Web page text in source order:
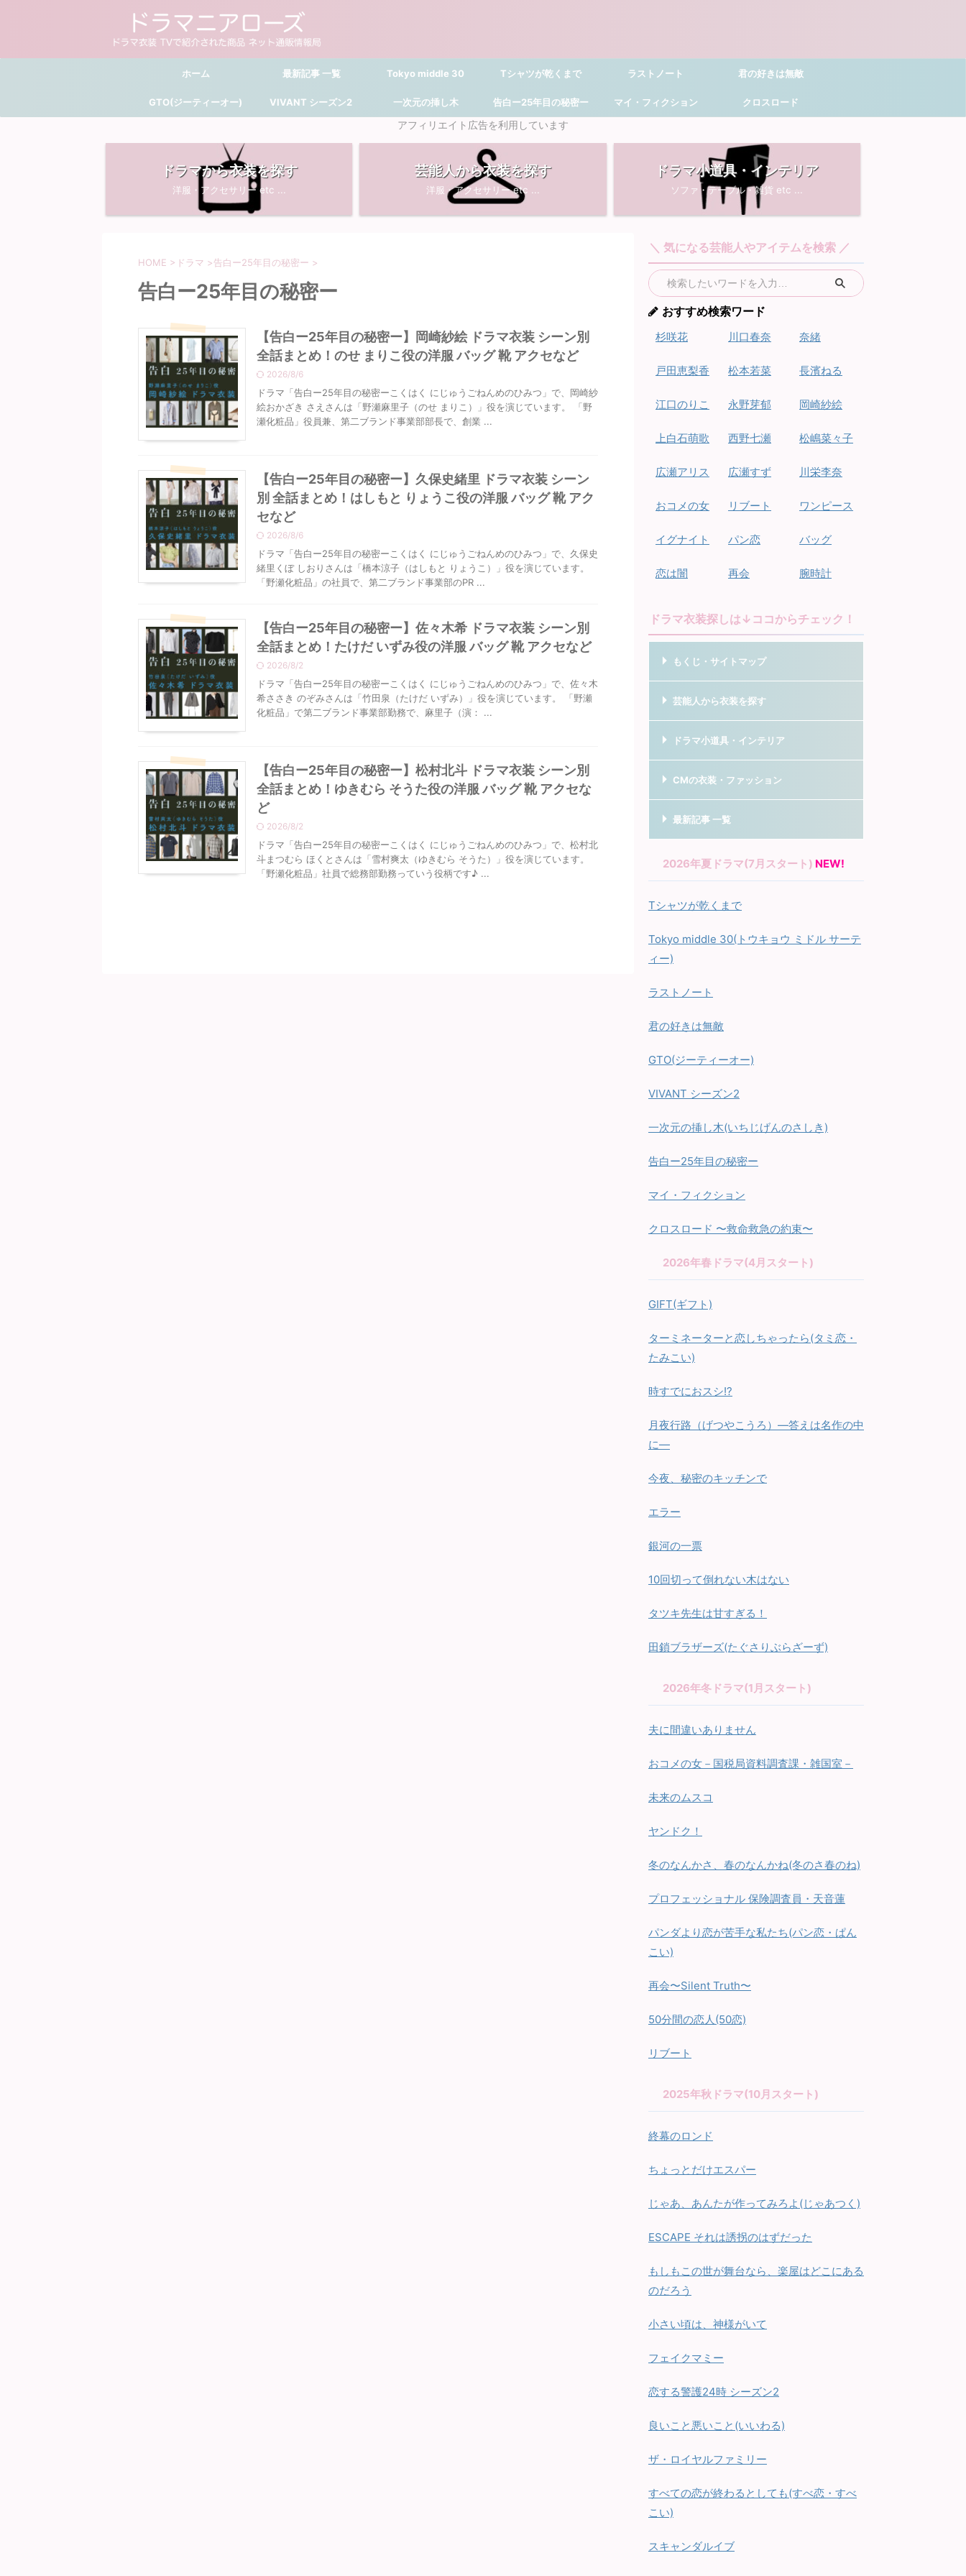
ホーム 最新記事 一覧 Tokyo middle 30 Tシャツが乾くまで ラストノート 君の好きは無敵
GTO(ジーティーオー) VIVANT シーズン2 一次元の挿し木 告白ー25年目の秘密ー マイ・フィクション
クロスロード
アフィリエイト広告を利用しています
ドラマから衣装を探す
洋服・アクセサリー etc ...
芸能人から衣装を探す
洋服・アクセサリー etc ...
ドラマ小道具・インテリア
ソファ・テーブル・雑貨 etc ...
HOME > ドラマ >告白ー25年目の秘密ー >
告白ー25年目の秘密ー
【告白ー25年目の秘密ー】岡崎紗絵 ドラマ衣装 シーン別
全話まとめ！のせ まりこ役の洋服 バッグ 靴 アクセなど
2026/8/6
ドラマ「告白ー25年目の秘密ーこくはく にじゅうごねんめのひみつ」で、岡崎紗
絵おかざき さえさんは「野瀬麻里子（のせ まりこ）」役を演じています。 「野
瀬化粧品」役員兼、第二ブランド事業部部長で、創業 ...
【告白ー25年目の秘密ー】久保史緒里 ドラマ衣装 シーン
別 全話まとめ！はしもと りょうこ役の洋服 バッグ 靴 アク
セなど
2026/8/6
ドラマ「告白ー25年目の秘密ーこくはく にじゅうごねんめのひみつ」で、久保史
緒里くぼ しおりさんは「橋本涼子（はしもと りょうこ）」役を演じています。
「野瀬化粧品」の社員で、第二ブランド事業部のPR ...
【告白ー25年目の秘密ー】佐々木希 ドラマ衣装 シーン別
全話まとめ！たけだ いずみ役の洋服 バッグ 靴 アクセなど
2026/8/2
ドラマ「告白ー25年目の秘密ーこくはく にじゅうごねんめのひみつ」で、佐々木
希ささき のぞみさんは「竹田泉（たけだ いずみ）」役を演じています。 「野瀬
化粧品」で第二ブランド事業部勤務で、麻里子（演： ...
【告白ー25年目の秘密ー】松村北斗 ドラマ衣装 シーン別
全話まとめ！ゆきむら そうた役の洋服 バッグ 靴 アクセな
ど
2026/8/2
ドラマ「告白ー25年目の秘密ーこくはく にじゅうごねんめのひみつ」で、松村北
斗まつむら ほくとさんは「雪村爽太（ゆきむら そうた）」役を演じています。
「野瀬化粧品」社員で総務部勤務っていう役柄です♪ ...
＼ 気になる芸能人やアイテムを検索 ／
おすすめ検索ワード
杉咲花
戸田恵梨香
江口のりこ
上白石萌歌
広瀬アリス
おコメの女
イグナイト
恋は闇
川口春奈
松本若菜
永野芽郁
西野七瀬
広瀬すず
リブート
パン恋
再会
奈緒
長濱ねる
岡崎紗絵
松嶋菜々子
川栄李奈
ワンピース
バッグ
腕時計
ドラマ衣装探しは↓ココからチェック！
もくじ・サイトマップ
芸能人から衣装を探す
ドラマ小道具・インテリア
CMの衣装・ファッション
最新記事 一覧
2026年夏ドラマ(7月スタート) NEW!
Tシャツが乾くまで
Tokyo middle 30(トウキョウ ミドル サーテ
ィー)
ラストノート
君の好きは無敵
GTO(ジーティーオー)
VIVANT シーズン2
一次元の挿し木(いちじげんのさしき)
告白ー25年目の秘密ー
マイ・フィクション
クロスロード 〜救命救急の約束〜
2026年春ドラマ(4月スタート)
GIFT(ギフト)
ターミネーターと恋しちゃったら(タミ恋・
たみこい)
時すでにおスシ!?
月夜行路（げつやこうろ）—答えは名作の中
に—
今夜、秘密のキッチンで
エラー
銀河の一票
10回切って倒れない木はない
タツキ先生は甘すぎる！
田鎖ブラザーズ(たぐさりぶらざーず)
2026年冬ドラマ(1月スタート)
夫に間違いありません
おコメの女－国税局資料調査課・雑国室－
未来のムスコ
ヤンドク！
冬のなんかさ、春のなんかね(冬のさ春のね)
プロフェッショナル 保険調査員・天音蓮
パンダより恋が苦手な私たち(パン恋・ぱん
こい)
再会〜Silent Truth〜
50分間の恋人(50恋)
リブート
2025年秋ドラマ(10月スタート)
終幕のロンド
ちょっとだけエスパー
じゃあ、あんたが作ってみろよ(じゃあつく)
ESCAPE それは誘拐のはずだった
もしもこの世が舞台なら、楽屋はどこにある
のだろう
小さい頃は、神様がいて
フェイクマミー
恋する警護24時 シーズン2
良いこと悪いこと(いいわる)
ザ・ロイヤルファミリー
すべての恋が終わるとしても(すべ恋・すべ
こい)
スキャンダルイブ